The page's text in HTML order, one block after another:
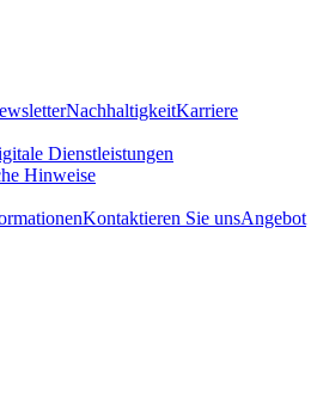
NachhaltigkeitKarriere
Dienstleistungen
Hinweise
Kontaktieren Sie unsAngebot